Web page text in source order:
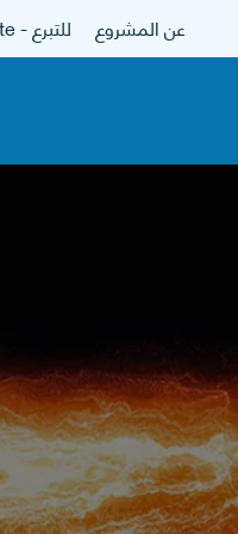
عن المشروع للتبرع - donate